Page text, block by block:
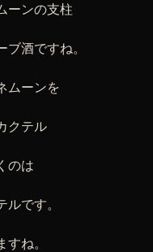
ーンの支柱
酒ですね。
ムーンを
クテル
のは
です。
ね。